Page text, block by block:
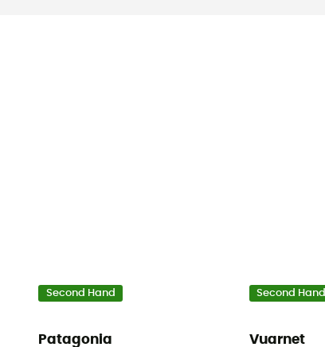
Second Hand
Patagonia
Second Hand
Vuarnet